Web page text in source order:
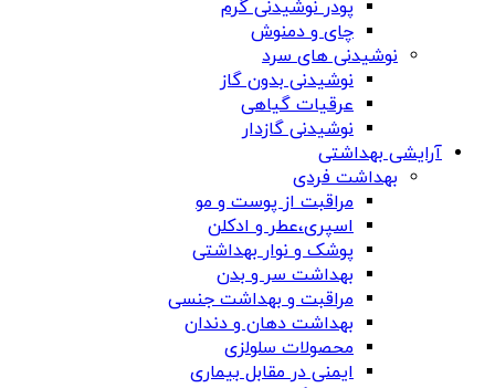
پودر نوشیدنی گرم
چای و دمنوش
نوشیدنی های سرد
نوشیدنی بدون گاز
عرقیات گیاهی
نوشیدنی گازدار
آرایشی بهداشتی
بهداشت فردی
مراقبت از پوست و مو
اسپری،عطر و ادکلن
پوشک و نوار بهداشتی
بهداشت سر و بدن
مراقبت و بهداشت جنسی
بهداشت دهان و دندان
محصولات سلولزی
ایمنی در مقابل بیماری